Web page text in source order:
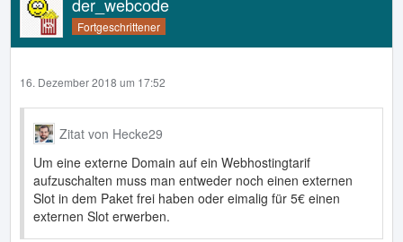
der_webcode
Fortgeschrittener
16. Dezember 2018 um 17:52
Zitat von Hecke29
Um eine externe Domain auf ein Webhostingtarif
aufzuschalten muss man entweder noch einen externen
Slot in dem Paket frei haben oder eimalig für 5€ einen
externen Slot erwerben.